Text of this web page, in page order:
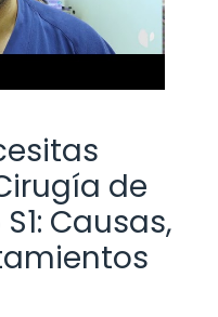
de
Causas,